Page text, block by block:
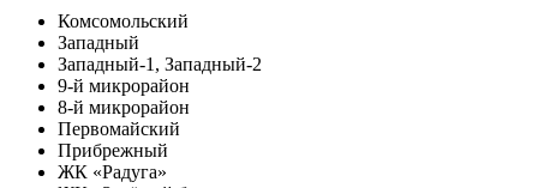
Комсомольский
Западный
Западный-1, Западный-2
9-й микрорайон
8-й микрорайон
Первомайский
Прибрежный
ЖК «Радуга»